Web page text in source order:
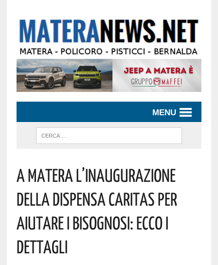
MENU
A Matera L’inaugurazione
Della Dispensa Caritas Per
Aiutare I Bisognosi: Ecco I
Dettagli